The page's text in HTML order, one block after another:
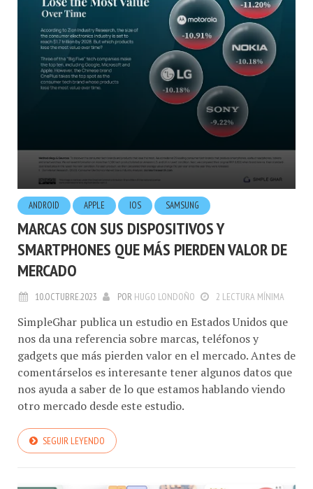
ANDROID APPLE IOS SAMSUNG
MARCAS CON SUS DISPOSITIVOS Y
SMARTPHONES QUE MÁS PIERDEN VALOR DE
MERCADO
10.OCTUBRE.2023
SimpleGhar publica un estudio en Estados Unidos que
nos da una referencia sobre marcas, teléfonos y
gadgets que más pierden valor en el mercado. Antes de
comentárselos es interesante tener algunos datos que
nos ayuda a saber de lo que estamos hablando viendo
otro mercado desde este estudio.